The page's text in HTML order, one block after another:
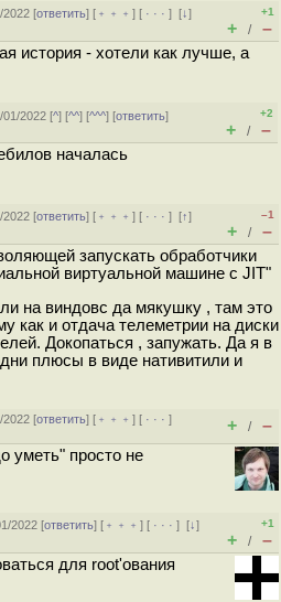
2022 [ответить] [ ﹢﹢﹢] [ · · ·][↓]
+1
+ / –
история - хотели как лучше, а
01/2022 [^] [^^] [^^^] [ответить]
+2
+ / –
началась
2022 [ответить] [ ﹢﹢﹢] [ · · ·][↑]
–1
+ / –
запускать обработчики
виртуальной машине с JIT"
на виндовс да мякушку , там это
как и отдача телеметрии на диски
Докопаться , запужать. Да я в
плюсы в виде нативитили и
2022 [ответить] [ ﹢﹢﹢] [ · · ·]
+ / –
уметь" просто не
2022 [ответить] [ ﹢﹢﹢] [ · · ·][↓]
+1
+ / –
для root'ования